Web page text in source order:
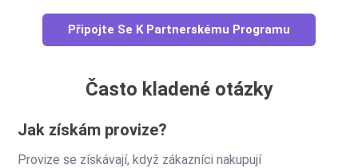
Připojte Se K Partnerskému Programu
Často kladené otázky
Jak získám provize?
Provize se získávají, když zákazníci nakupují